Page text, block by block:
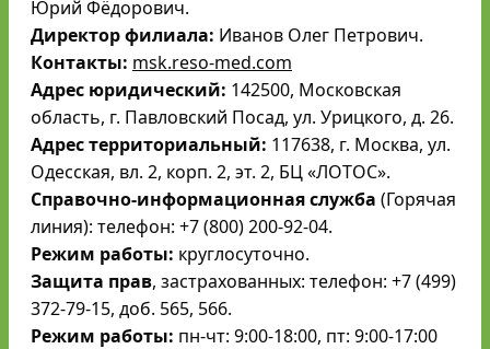
Юрий Фёдорович.
Директор филиала: Иванов Олег Петрович.
Контакты: msk.reso-med.com
Адрес юридический: 142500, Московская
область, г. Павловский Посад, ул. Урицкого, д. 26.
Адрес территориальный: 117638, г. Москва, ул.
Одесская, вл. 2, корп. 2, эт. 2, БЦ «ЛОТОС».
Справочно-информационная служба (Горячая
линия): телефон: +7 (800) 200-92-04.
Режим работы: круглосуточно.
Защита прав, застрахованных: телефон: +7 (499)
372-79-15, доб. 565, 566.
Режим работы: пн-чт: 9:00-18:00, пт: 9:00-17:00